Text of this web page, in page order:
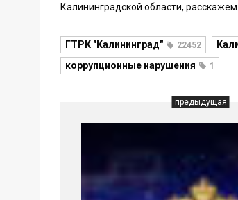
Калининградской области,
ГТРК "Калининград" 22452
коррупционные нарушения 1
предыдущая